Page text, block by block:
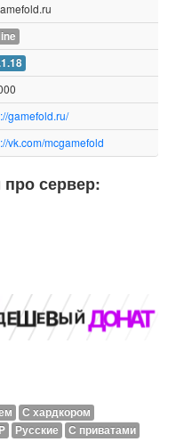
gamefold.ru/
vk.com/mcgamefold
сервер:
С хардкором
Русские
С приватами